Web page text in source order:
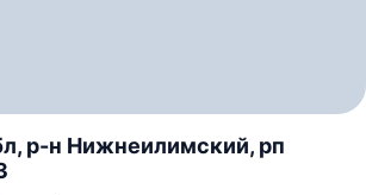
р-н Нижнеилимский, рп